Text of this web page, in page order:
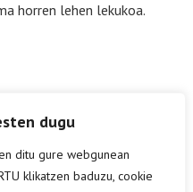
dugu
ditu gure webgunean
klikatzen baduzu, cookie
horren lehen lekukoa.